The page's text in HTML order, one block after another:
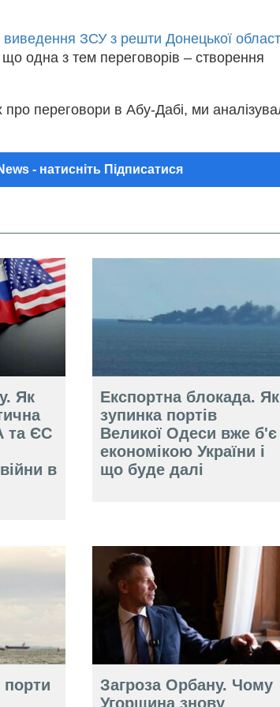
виведення ЗСУ з решти Донецької
одна з тем переговорів – створення
переговори в Абу-Дабі, ми
- натисніть Підписатися
Як
та ЄС
в
Експортна блокада. Як
зупинка портів
Великої Одеси вже б'є
економікою України і
що буде далі
порти
Загроза Орбану. Чому
Угорщина знову